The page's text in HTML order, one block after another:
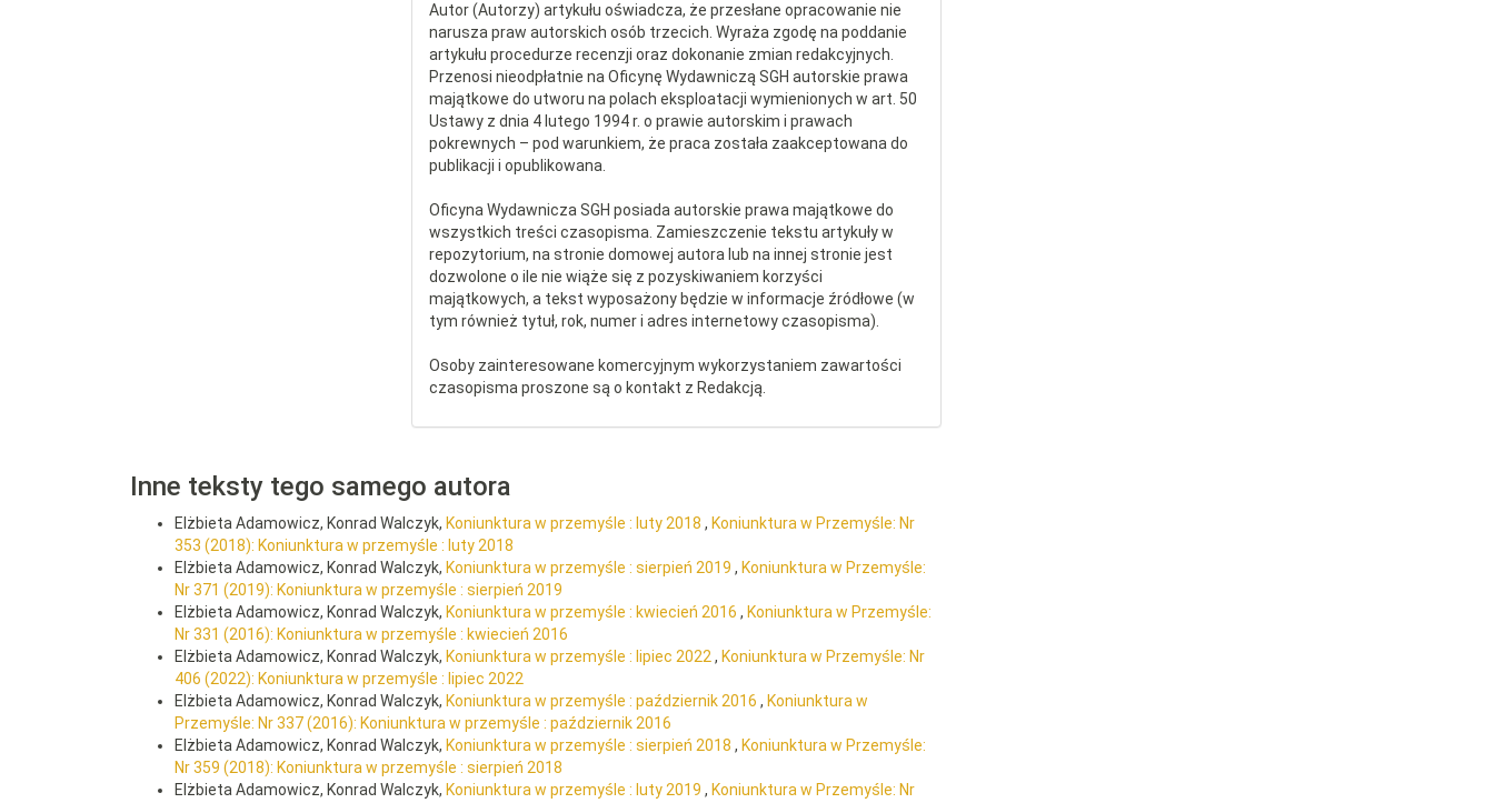
Autor (Autorzy) artykułu oświadcza, że przesłane opracowanie nie
narusza praw autorskich osób trzecich. Wyraża zgodę na poddanie
artykułu procedurze recenzji oraz dokonanie zmian redakcyjnych.
Przenosi nieodpłatnie na Oficynę Wydawniczą SGH autorskie prawa
majątkowe do utworu na polach eksploatacji wymienionych w art. 50
Ustawy z dnia 4 lutego 1994 r. o prawie autorskim i prawach
pokrewnych – pod warunkiem, że praca została zaakceptowana do
publikacji i opublikowana.
Oficyna Wydawnicza SGH posiada autorskie prawa majątkowe do
wszystkich treści czasopisma. Zamieszczenie tekstu artykuły w
repozytorium, na stronie domowej autora lub na innej stronie jest
dozwolone o ile nie wiąże się z pozyskiwaniem korzyści
majątkowych, a tekst wyposażony będzie w informacje źródłowe (w
tym również tytuł, rok, numer i adres internetowy czasopisma).
Osoby zainteresowane komercyjnym wykorzystaniem zawartości
czasopisma proszone są o kontakt z Redakcją.
Inne teksty tego samego autora
Elżbieta Adamowicz, Konrad Walczyk, Koniunktura w przemyśle : luty 2018 , Koniunktura w Przemyśle: Nr
353 (2018): Koniunktura w przemyśle : luty 2018
Elżbieta Adamowicz, Konrad Walczyk, Koniunktura w przemyśle : sierpień 2019 , Koniunktura w Przemyśle:
Nr 371 (2019): Koniunktura w przemyśle : sierpień 2019
Elżbieta Adamowicz, Konrad Walczyk, Koniunktura w przemyśle : kwiecień 2016 , Koniunktura w Przemyśle:
Nr 331 (2016): Koniunktura w przemyśle : kwiecień 2016
Elżbieta Adamowicz, Konrad Walczyk, Koniunktura w przemyśle : lipiec 2022 , Koniunktura w Przemyśle: Nr
406 (2022): Koniunktura w przemyśle : lipiec 2022
Elżbieta Adamowicz, Konrad Walczyk, Koniunktura w przemyśle : październik 2016 , Koniunktura w
Przemyśle: Nr 337 (2016): Koniunktura w przemyśle : październik 2016
Elżbieta Adamowicz, Konrad Walczyk, Koniunktura w przemyśle : sierpień 2018 , Koniunktura w Przemyśle:
Nr 359 (2018): Koniunktura w przemyśle : sierpień 2018
Elżbieta Adamowicz, Konrad Walczyk, Koniunktura w przemyśle : luty 2019 , Koniunktura w Przemyśle: Nr